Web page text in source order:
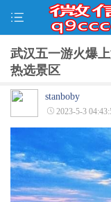
武汉五一游火爆
热选景区
stanboby
2023-5-3